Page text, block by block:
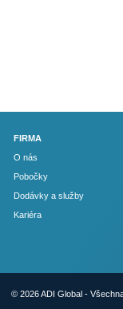
FIRMA
O nás
Pobočky
Dodávky a služby
Kariéra
© 2026 ADI Global -